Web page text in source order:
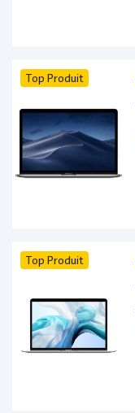
Top Produit
Top Produit